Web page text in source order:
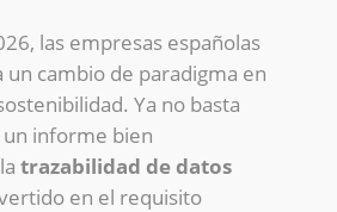
las empresas españolas
un cambio de paradigma en
Ya no basta
informe bien
trazabilidad de datos
en el requisito